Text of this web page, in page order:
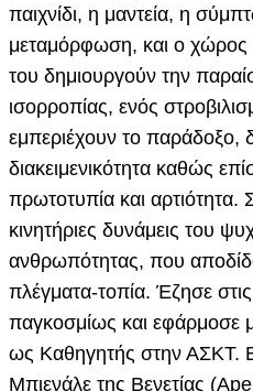
παιχνίδι, η μαντεία, η
μεταμόρφωση, και ο χώρος
του δημιουργούν την
ισορροπίας, ενός
εμπεριέχουν το παράδοξο,
διακειμενικότητα καθώς
πρωτοτυπία και αρτιότητα.
κινητήριες δυνάμεις του
ανθρωπότητας, που
πλέγματα-τοπία. Έζησε
παγκοσμίως και εφάρμοσε
ως Καθηγητής στην ΑΣΚΤ.
Μπιενάλε της Βενετίας